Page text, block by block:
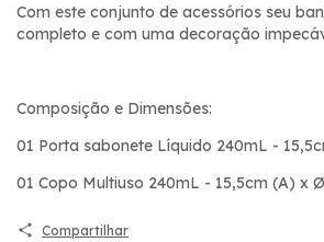
Com este conjunto de acessórios seu
completo e com uma decoração
Composição e Dimensões:
01 Porta sabonete Líquido 240mL -
01 Copo Multiuso 240mL - 15,5cm (A) x
Compartilhar